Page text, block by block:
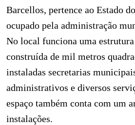
Barcellos, pertence ao Estado
ocupado pela administração
No local funciona uma
construída de mil metros
instaladas secretarias
administrativos e diversos
espaço também conta com um
instalações.